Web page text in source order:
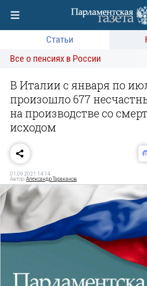
Статьи
Все о пенсиях в России
В Италии с января по
произошло 677
на производстве со
исходом
01.09.2021 14:14
Автор:Александр Тараканов